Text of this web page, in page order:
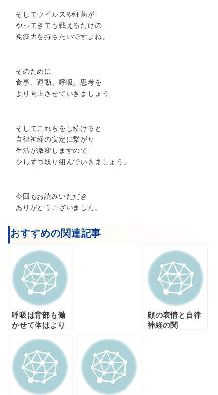
そしてウイルスや細菌が
やってきても戦えるだけの
免疫力を持ちたいですよね。
そのために
食事、運動、呼吸、思考を
より向上させていきましょう
そしてこれらをし続けると
自律神経の安定に繋がり
生活が激変しますので
少しずつ取り組んでいきましょう。
今回もお読みいただき
ありがとうございました。
おすすめの関連記事
呼吸は背部も働
かせて体はより
す！！！
顔の表情と自律
神経の関